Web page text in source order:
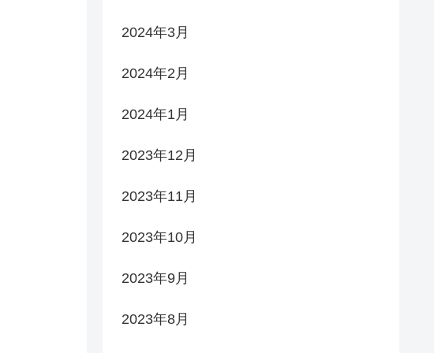
2024年3月
2024年2月
2024年1月
2023年12月
2023年11月
2023年10月
2023年9月
2023年8月